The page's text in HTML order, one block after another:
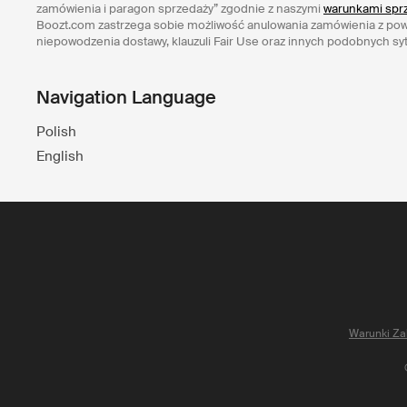
zamówienia i paragon sprzedaży” zgodnie z naszymi warunkami
Boozt.com zastrzega sobie możliwość anulowania zamówienia z
niepowodzenia dostawy, klauzuli Fair Use oraz innych podobnych
Navigation Language
Polish
English
Warunki